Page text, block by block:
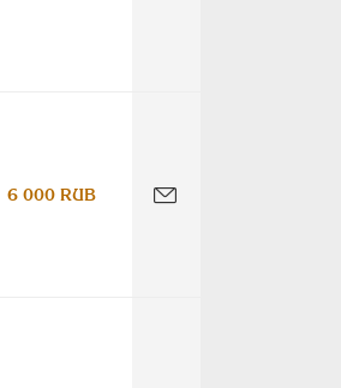
6 000 RUB